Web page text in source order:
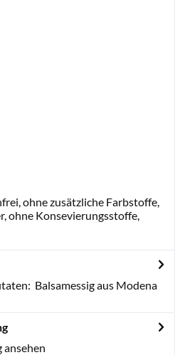
ohne zusätzliche Farbstoffe,
ohne Konsevierungsstoffe,
Balsamessig aus Modena